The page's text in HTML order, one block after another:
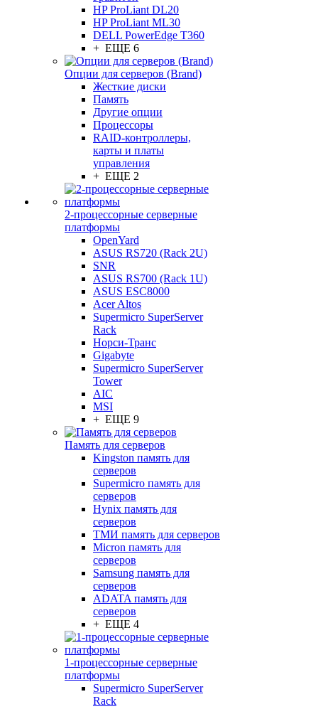
HP ProLiant DL20
HP ProLiant ML30
DELL PowerEdge T360
+ ЕЩЕ 6
Опции для серверов (Brand)
Жесткие диски
Память
Другие опции
Процессоры
RAID-контроллеры,
карты и платы
управления
+ ЕЩЕ 2
2-процессорные серверные
платформы
OpenYard
ASUS RS720 (Rack 2U)
SNR
ASUS RS700 (Rack 1U)
ASUS ESC8000
Acer Altos
Supermicro SuperServer
Rack
Норси-Транс
Gigabyte
Supermicro SuperServer
Tower
AIC
MSI
+ ЕЩЕ 9
Память для серверов
Kingston память для
серверов
Supermicro память для
серверов
Hynix память для
серверов
ТМИ память для серверов
Micron память для
серверов
Samsung память для
серверов
ADATA память для
серверов
+ ЕЩЕ 4
1-процессорные серверные
платформы
Supermicro SuperServer
Rack